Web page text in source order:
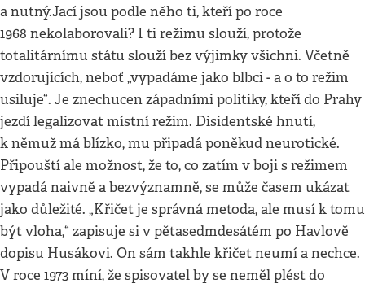
a nutný.Jací jsou podle něho ti, kteří po roce
1968 nekolaborovali? I ti režimu slouží, protože
totalitárnímu státu slouží bez výjimky všichni. Včetně
vzdorujících, neboť „vypadáme jako blbci - a o to režim
usiluje“. Je znechucen západními politiky, kteří do Prahy
jezdí legalizovat místní režim. Disidentské hnutí,
k němuž má blízko, mu připadá poněkud neurotické.
Připouští ale možnost, že to, co zatím v boji s režimem
vypadá naivně a bezvýznamně, se může časem ukázat
jako důležité. „Křičet je správná metoda, ale musí k tomu
být vloha,“ zapisuje si v pětasedmdesátém po Havlově
dopisu Husákovi. On sám takhle křičet neumí a nechce.
V roce 1973 míní, že spisovatel by se neměl plést do